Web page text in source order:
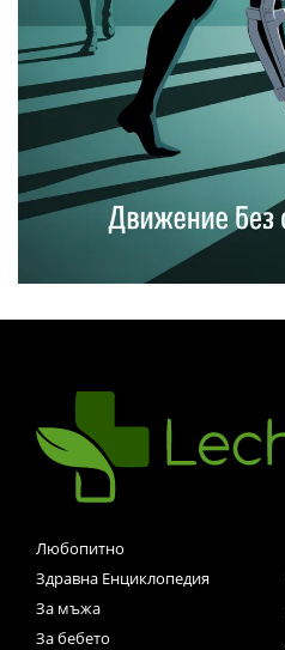
Любопитно
Здравна Енциклопедия
За мъжа
За бебето